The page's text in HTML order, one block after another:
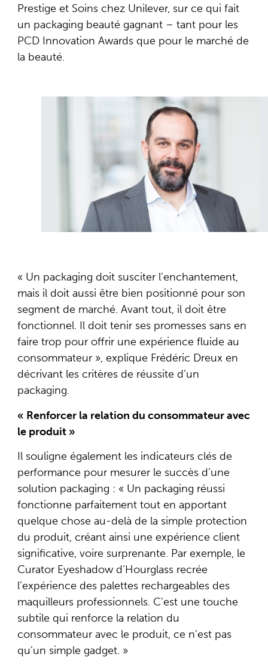
Prestige et Soins chez Unilever, sur ce qui fait
un packaging beauté gagnant – tant pour les
PCD Innovation Awards que pour le marché de
la beauté.
« Un packaging doit susciter l’enchantement,
mais il doit aussi être bien positionné pour son
segment de marché. Avant tout, il doit être
fonctionnel. Il doit tenir ses promesses sans en
faire trop pour offrir une expérience fluide au
consommateur », explique Frédéric Dreux en
décrivant les critères de réussite d’un
packaging.
« Renforcer la relation du consommateur avec
le produit »
Il souligne également les indicateurs clés de
performance pour mesurer le succès d’une
solution packaging : « Un packaging réussi
fonctionne parfaitement tout en apportant
quelque chose au-delà de la simple protection
du produit, créant ainsi une expérience client
significative, voire surprenante. Par exemple, le
Curator Eyeshadow d’Hourglass recrée
l’expérience des palettes rechargeables des
maquilleurs professionnels. C’est une touche
subtile qui renforce la relation du
consommateur avec le produit, ce n’est pas
qu’un simple gadget. »